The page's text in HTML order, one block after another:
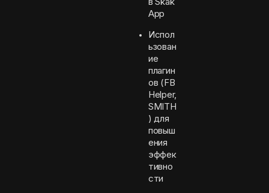
App
Испол
ьзован
ие
плагин
ов (FB
Helper,
SMITH
) для
повыш
ения
эффек
тивно
сти